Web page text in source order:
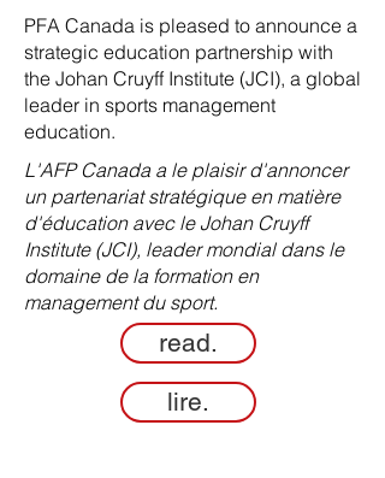
PFA Canada is pleased to announce a
strategic education partnership with
the Johan Cruyff Institute (JCI), a global
leader in sports management
education.
L'AFP Canada a le plaisir d'annoncer
un partenariat stratégique en matière
d'éducation avec le Johan Cruyff
Institute (JCI), leader mondial dans le
domaine de la formation en
management du sport.
read.
lire.